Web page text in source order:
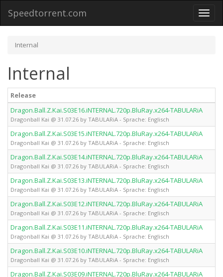
Toggle
Speedtorrent.com
Internal
Internal
Release
Dragon.Ball.Z.Kai.S03E16.iNTERNAL.720p.BluRay.x264-TABULARiA
Dragonball Kai @ 31.07.26 by TABULARiA - Sprache: Englisch
Dragon.Ball.Z.Kai.S03E15.iNTERNAL.720p.BluRay.x264-TABULARiA
Dragonball Kai @ 31.07.26 by TABULARiA - Sprache: Englisch
Dragon.Ball.Z.Kai.S03E14.iNTERNAL.720p.BluRay.x264-TABULARiA
Dragonball Kai @ 31.07.26 by TABULARiA - Sprache: Englisch
Dragon.Ball.Z.Kai.S03E13.iNTERNAL.720p.BluRay.x264-TABULARiA
Dragonball Kai @ 31.07.26 by TABULARiA - Sprache: Englisch
Dragon.Ball.Z.Kai.S03E12.iNTERNAL.720p.BluRay.x264-TABULARiA
Dragonball Kai @ 31.07.26 by TABULARiA - Sprache: Englisch
Dragon.Ball.Z.Kai.S03E11.iNTERNAL.720p.BluRay.x264-TABULARiA
Dragonball Kai @ 31.07.26 by TABULARiA - Sprache: Englisch
Dragon.Ball.Z.Kai.S03E10.iNTERNAL.720p.BluRay.x264-TABULARiA
Dragonball Kai @ 31.07.26 by TABULARiA - Sprache: Englisch
Dragon.Ball.Z.Kai.S03E09.iNTERNAL.720p.BluRay.x264-TABULARiA